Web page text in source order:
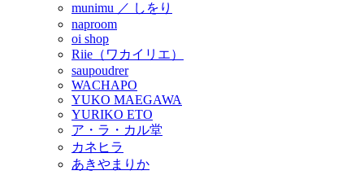
munimu ／ しをり
naproom
oi shop
Riie（ワカイリエ）
saupoudrer
WACHAPO
YUKO MAEGAWA
YURIKO ETO
ア・ラ・カル堂
カネヒラ
あきやまりか